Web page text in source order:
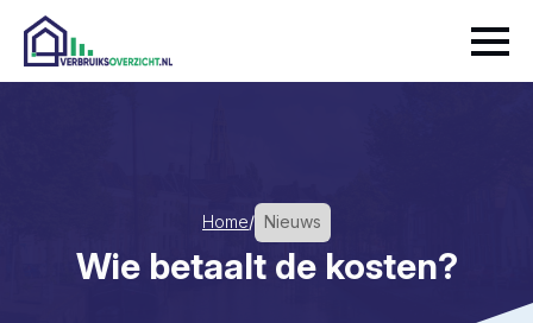
Home/ Nieuws
Wie betaalt de kosten?